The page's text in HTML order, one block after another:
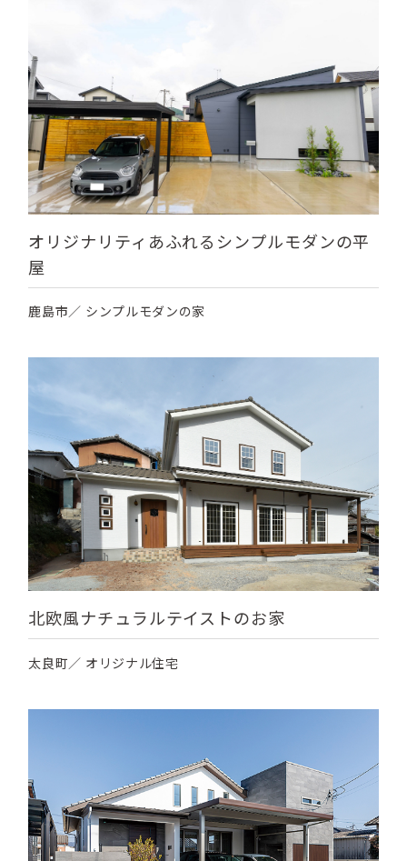
オリジナリティあふれるシンプルモダンの平
屋
鹿島市／ シンプルモダンの家
北欧風ナチュラルテイストのお家
太良町／ オリジナル住宅